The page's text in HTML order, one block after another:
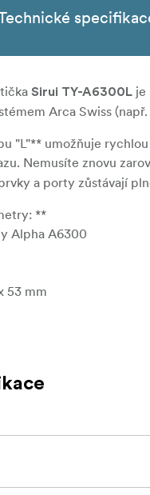
Sirui TY-A6300L je
Arca Swiss
"L"** umožňuje
Nemusíte znovu
a porty zůstávají
**
Alpha A6300
53 mm